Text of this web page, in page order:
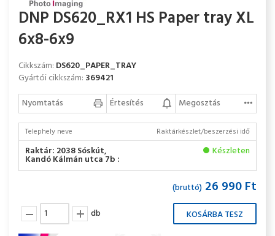
DNP DS620_RX1 HS Paper tray XL
6x8-6x9
Cikkszám: DS620_PAPER_TRAY
Gyártói cikkszám: 369421
Nyomtatás
Értesítés Megosztás
Telephely neve Raktárkészlet/beszerzési idő
Raktár: 2038 Sóskút,
Kandó Kálmán utca 7b :
Készleten
(bruttó) 26 990 Ft
db